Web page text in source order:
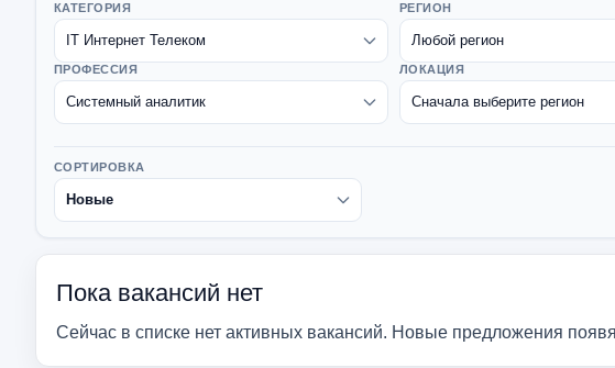
КАТЕГОРИЯ
ПРОФЕССИЯ
РЕГИОН
ЛОКАЦИЯ
СОРТИРОВКА
Пока вакансий нет
Сейчас в списке нет активных вакансий. Новые предложения